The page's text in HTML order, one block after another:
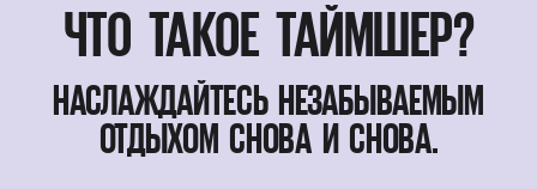
ЧТО ТАКОЕ ТАЙМШЕР?
НАСЛАЖДАЙТЕСЬ НЕЗАБЫВАЕМЫМ
ОТДЫХОМ СНОВА И СНОВА.